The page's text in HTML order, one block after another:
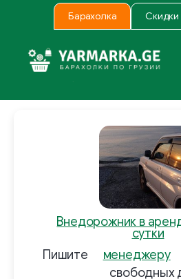
Барахолка Скидки
Внедорожник в
сутки
Пишите
менеджеру
свободных